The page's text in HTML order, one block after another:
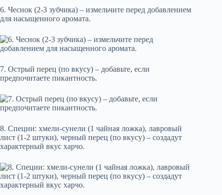
6. Чеснок (2-3 зубчика) – измельчите перед добавлением
для насыщенного аромата.
7. Острый перец (по вкусу) – добавьте, если
предпочитаете пикантность.
8. Специи: хмели-сунели (1 чайная ложка), лавровый
лист (1-2 штуки), черный перец (по вкусу) – создадут
характерный вкус харчо.